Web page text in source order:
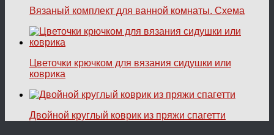
Вязаный комплект для ванной комнаты. Схема
Цветочки крючком для вязания сидушки или
коврика
Двойной круглый коврик из пряжи спагетти